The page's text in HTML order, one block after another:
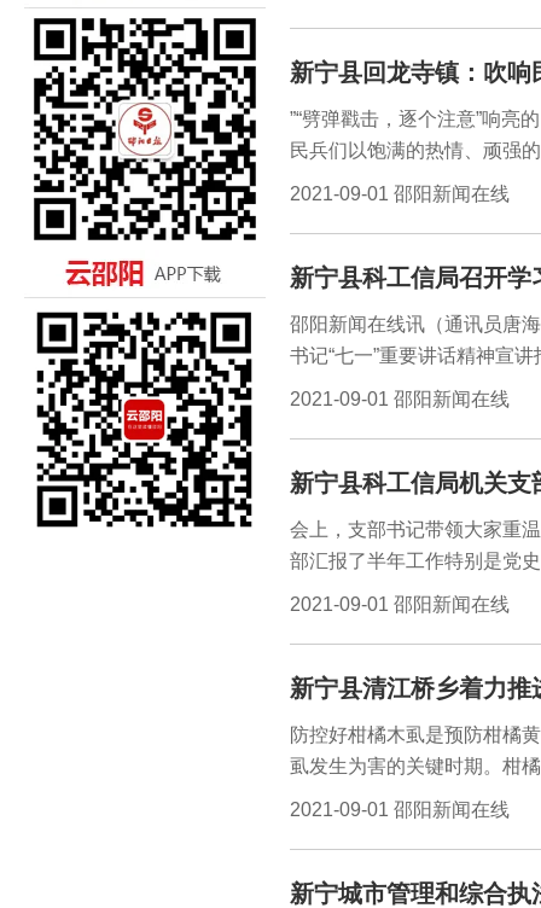
新宁县回龙寺镇：吹
”“劈弹戳击，逐个注意”响亮
民兵们以饱满的热情、顽强
法、劈弹戳击、上挑下切、
施训”的思想，坚持“集中训
操、军体拳、森林灭火器材
抗洪演练（包括冲锋舟、摩
在线讯（通讯员万长英）8
2021-09-01 邵阳新闻在线
新宁县科工信局召开
邵阳新闻在线讯（通讯员唐
书记“七一”重要讲话精神宣
近平总书记“七一”重要讲话
断提高政治判断力、政治领
化为奋进新征程、建功新时
2021-09-01 邵阳新闻在线
新宁县科工信局机关
会上，支部书记带领大家重
部汇报了半年工作特别是党
对此组织生活会给予成分肯
言，查摆自身存在的问题，
2021-09-01 邵阳新闻在线
新宁县清江桥乡着力
防控好柑橘木虱是预防柑橘
虱发生为害的关键时期。柑
黄龙病病源的唯一传播媒介
2021-09-01 邵阳新闻在线
新宁城市管理和综合